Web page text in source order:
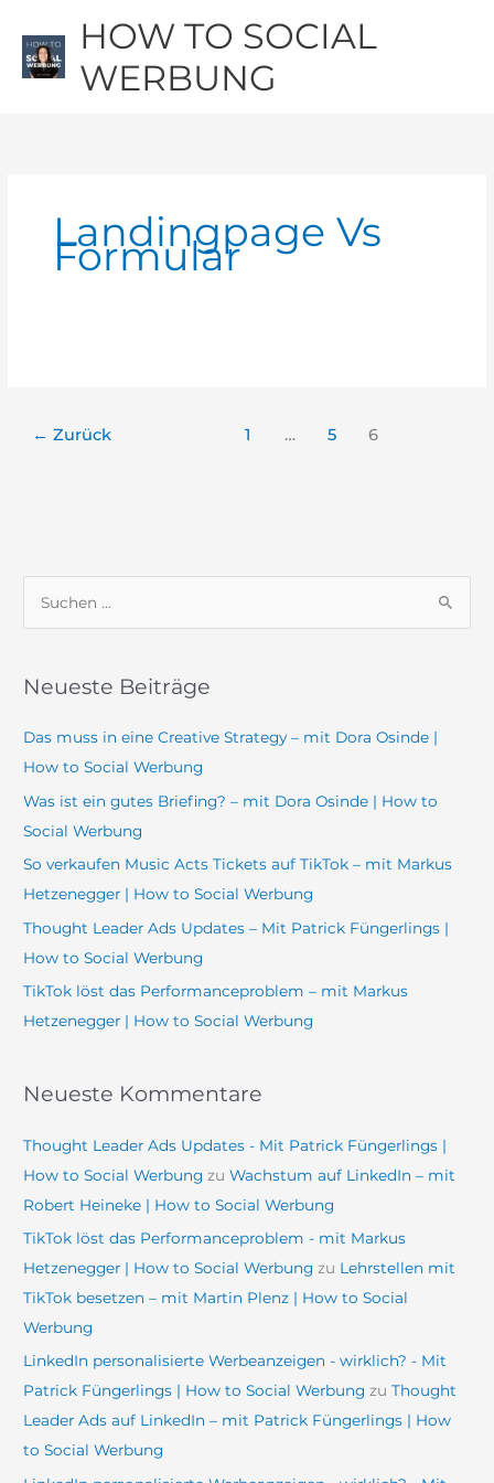
Inhalt
springen
HOW TO SOCIAL
WERBUNG
Landingpage Vs
Formular
← Zurück 1 … 5 6
h
h
:
Neueste Beiträge
Das muss in eine Creative Strategy – mit Dora Osinde |
How to Social Werbung
Was ist ein gutes Briefing? – mit Dora Osinde | How to
Social Werbung
So verkaufen Music Acts Tickets auf TikTok – mit Markus
Hetzenegger | How to Social Werbung
Thought Leader Ads Updates – Mit Patrick Füngerlings |
How to Social Werbung
TikTok löst das Performanceproblem – mit Markus
Hetzenegger | How to Social Werbung
Neueste Kommentare
Thought Leader Ads Updates - Mit Patrick Füngerlings |
How to Social Werbung zuWachstum auf LinkedIn – mit
Robert Heineke | How to Social Werbung
TikTok löst das Performanceproblem - mit Markus
Hetzenegger | How to Social Werbung zu Lehrstellen mit
TikTok besetzen – mit Martin Plenz | How to Social
Werbung
LinkedIn personalisierte Werbeanzeigen - wirklich? - Mit
Patrick Füngerlings | How to Social Werbung zuThought
Leader Ads auf LinkedIn – mit Patrick Füngerlings | How
to Social Werbung